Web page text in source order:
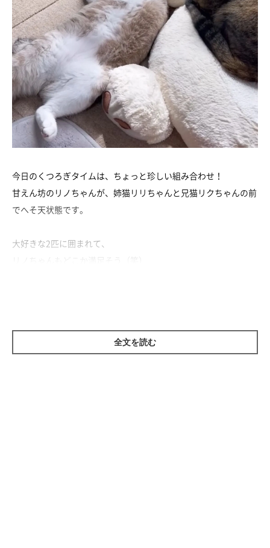
今日のくつろぎタイムは、ちょっと珍しい組み合わせ！
甘えん坊のリノちゃんが、姉猫リリちゃんと兄猫リクちゃんの前
でへそ天状態です。
大好きな2匹に囲まれて、
結局どんな組み合わせになっても、平和で仲良しなのでした♡
全文を読む